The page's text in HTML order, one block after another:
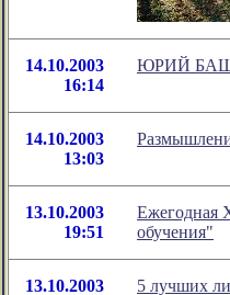
14.10.2003
16:14
ЮРИЙ
14.10.2003
13:03
13.10.2003
19:51
Ежегодная
обучения"
13.10.2003 5 лучших